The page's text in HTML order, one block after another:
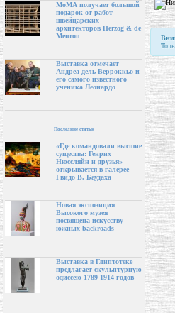
МоМА получает большой
подарок от работ
швейцарских
архитекторов Herzog & de
Meuron
Выставка отмечает
Андреа дель Верроккьо и
его самого известного
ученика Леонардо
Последние статьи
«Где командовали высшие
существа: Генрих
Нюссляйн и друзья»
открывается в галерее
Гвидо В. Баудаха
Новая экспозиция
Высокого музея
посвящена искусству
южных backroads
Выставка в Глиптотеке
предлагает скульптурную
одиссею 1789-1914 годов